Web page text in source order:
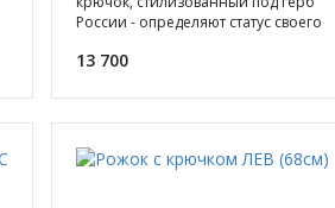
России - определяют статус своего
13 700